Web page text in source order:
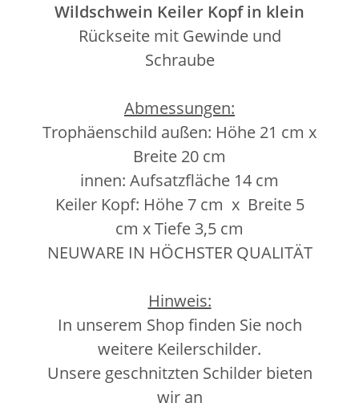
Wildschwein Keiler Kopf in klein
Rückseite mit Gewinde und
Schraube
Abmessungen:
Trophäenschild außen: Höhe 21 cm x
Breite 20 cm
innen: Aufsatzfläche 14 cm
Keiler Kopf: Höhe 7 cm x Breite 5
cm x Tiefe 3,5 cm
NEUWARE IN HÖCHSTER QUALITÄT
Hinweis:
In unserem Shop finden Sie noch
weitere Keilerschilder.
Unsere geschnitzten Schilder bieten
wir an